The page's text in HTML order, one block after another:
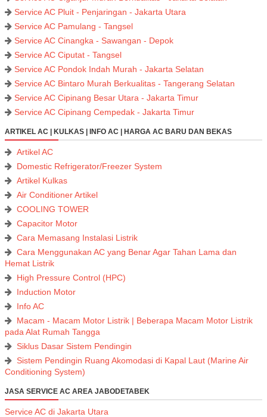
Service AC Pluit - Penjaringan - Jakarta Utara
Service AC Pamulang - Tangsel
Service AC Cinangka - Sawangan - Depok
Service AC Ciputat - Tangsel
Service AC Pondok Indah Murah - Jakarta Selatan
Service AC Bintaro Murah Berkualitas - Tangerang Selatan
Service AC Cipinang Besar Utara - Jakarta Timur
Service AC Cipinang Cempedak - Jakarta Timur
ARTIKEL AC | KULKAS | INFO AC | HARGA AC BARU DAN BEKAS
Artikel AC
Domestic Refrigerator/Freezer System
Artikel Kulkas
Air Conditioner Artikel
COOLING TOWER
Capacitor Motor
Cara Memasang Instalasi Listrik
Cara Menggunakan AC yang Benar Agar Tahan Lama dan
Hemat Listrik
High Pressure Control (HPC)
Induction Motor
Info AC
Macam - Macam Motor Listrik | Beberapa Macam Motor Listrik
pada Alat Rumah Tangga
Siklus Dasar Sistem Pendingin
Sistem Pendingin Ruang Akomodasi di Kapal Laut (Marine Air
Conditioning System)
JASA SERVICE AC AREA JABODETABEK
Service AC di Jakarta Utara